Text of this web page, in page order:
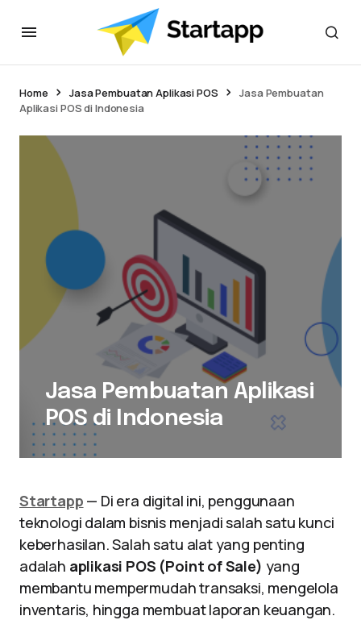
Home Jasa Pembuatan Aplikasi POS
Jasa Pembuatan
Aplikasi POS di Indonesia
Jasa Pembuatan Aplikasi
POS di Indonesia
Startapp — Di era digital ini, penggunaan
teknologi dalam bisnis menjadi salah satu kunci
keberhasilan. Salah satu alat yang penting
adalah aplikasi POS (Point of Sale) yang
membantu mempermudah transaksi, mengelola
inventaris, hingga membuat laporan keuangan.